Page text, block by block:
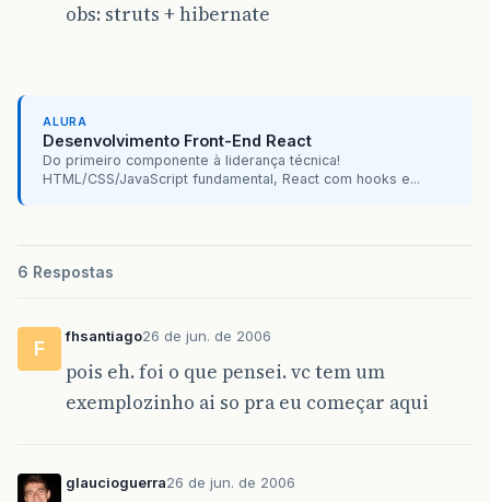
obs: struts + hibernate
ALURA
Desenvolvimento Front-End React
Do primeiro componente à liderança técnica!
HTML/CSS/JavaScript fundamental, React com hooks e...
6 Respostas
F
fhsantiago26 de jun. de 2006
pois eh. foi o que pensei. vc tem um
exemplozinho ai so pra eu começar aqui
glaucioguerra26 de jun. de 2006